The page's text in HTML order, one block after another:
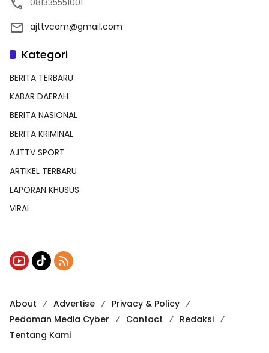
081335551001
ajttvcom@gmail.com
Kategori
BERITA TERBARU
KABAR DAERAH
BERITA NASIONAL
BERITA KRIMINAL
AJTTV SPORT
ARTIKEL TERBARU
LAPORAN KHUSUS
VIRAL
About Advertise
Privacy & Policy
Pedoman Media Cyber
Contact
Redaksi
Tentang Kami